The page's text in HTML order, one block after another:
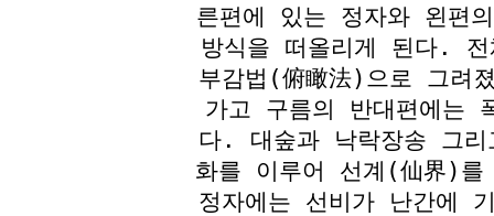
른편에 있는 정자와 왼편
방식을 떠올리게 된다. 전
부감법(俯瞰法)으로 그려
가고 구름의 반대편에는
다. 대숲과 낙락장송 그
화를 이루어 선계(仙界)
정자에는 선비가 난간에